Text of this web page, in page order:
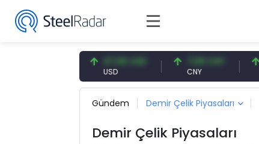
47,56 USD 7,08 CNY
CNY
7,08
CNY
Gündem Demir Çelik Piyasaları
Demir Çelik Piyasaları